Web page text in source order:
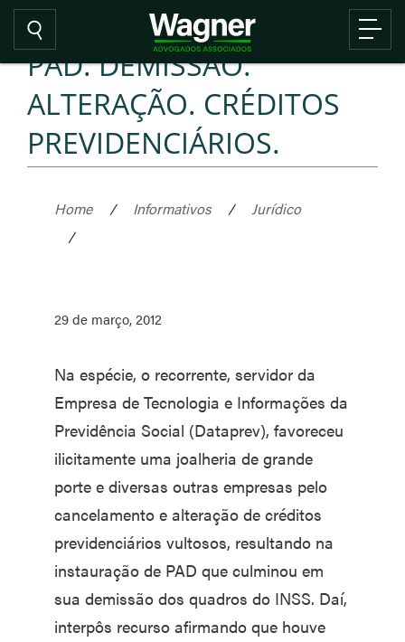
PAD. DEMISSÃO.
ALTERAÇÃO. CRÉDITOS
PREVIDENCIÁRIOS.
Home / Informativos /
Jurídico
/
29 de março, 2012
Na espécie, o recorrente, servidor da
Empresa de Tecnologia e Informações da
Previdência Social (Dataprev), favoreceu
ilicitamente uma joalheria de grande
porte e diversas outras empresas pelo
cancelamento e alteração de créditos
previdenciários vultosos, resultando na
instauração de PAD que culminou em
sua demissão dos quadros do INSS. Daí,
interpôs recurso afirmando que houve